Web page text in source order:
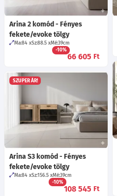
Arina 2 komód - Fényes
fekete/evoke tölgy
Ma:84 Sz:88.5 Mé:39cm
-10%
66 605 Ft
SZUPER ÁR!
Arina S3 komód - Fényes
fekete/evoke tölgy
Ma:84 Sz:156.5 Mé:39cm
-10%
108 545 Ft